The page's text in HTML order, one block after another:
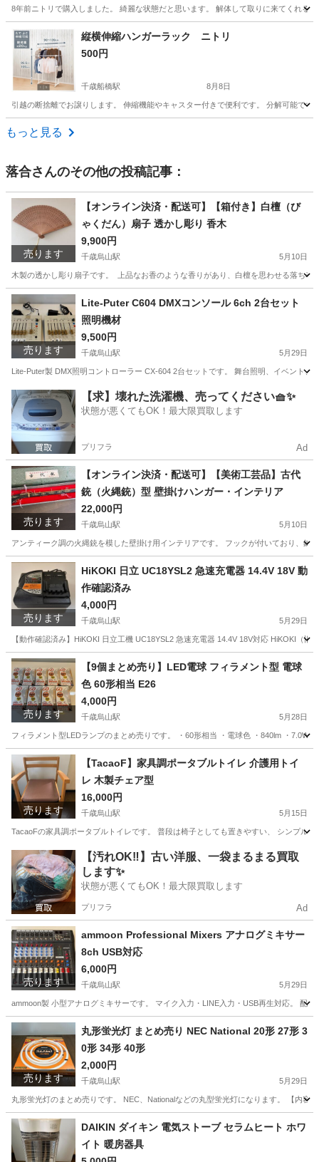
8年前ニトリで購入しました。 綺麗な状態だと思います。 解体して取りに来てくれる
東京 世田谷区 宿河原駅 収納家具
縦横伸縮ハンガーラック ニトリ
500円
千歳船橋駅 8月8日
引越の断捨離でお譲りします。 伸縮機能やキャスター付きで便利です。 分解可能で
東京 世田谷区
もっと見る
落合さんのその他の投稿記事：
売ります
【オンライン決済・配送可】【箱付き】白檀（び
ゃくだん）扇子 透かし彫り 香木
9,900円
千歳烏山駅 5月10日
木製の透かし彫り扇子です。 上品なお香のような香りがあり、白檀を思わせる落ち
東京 世田谷区
売ります
Lite-Puter C604 DMXコンソール 6ch 2台セット
照明機材
9,500円
千歳烏山駅 5月29日
Lite-Puter製 DMX照明コントローラー CX-604 2台セットです。 舞台照明、イベント
東京 世田谷区 千歳烏山駅 エフェクター、PA機器 機材
【求】壊れた洗濯機、売ってください🧺✨
状態が悪くてもOK！最大限買取します
プリフラ Ad
売ります
【オンライン決済・配送可】【美術工芸品】古代
銃（火縄銃）型 壁掛けハンガー・インテリア
22,000円
千歳烏山駅 5月10日
アンティーク調の火縄銃を模した壁掛け用インテリアです。 フックが付いており、
東京 世田谷区 千歳烏山駅 インテリア雑貨/小物
売ります
HiKOKI 日立 UC18YSL2 急速充電器 14.4V 18V 動
作確認済み
4,000円
千歳烏山駅 5月29日
【動作確認済み】HiKOKI 日立工機 UC18YSL2 急速充電器 14.4V 18V対応 HiKOKI（
東京 世田谷区 千歳烏山駅 その他 YSL
売ります
【9個まとめ売り】LED電球 フィラメント型 電球
色 60形相当 E26
4,000円
千歳烏山駅 5月28日
フィラメント型LEDランプのまとめ売りです。 ・60形相当 ・電球色 ・840lm ・7.0W
東京 世田谷区 千歳烏山駅 その他 フィラメント
売ります
【TacaoF】家具調ポータブルトイレ 介護用トイ
レ 木製チェア型
16,000円
千歳烏山駅 5月15日
TacaoFの家具調ポータブルトイレです。 普段は椅子としても置きやすい、 シンプル
東京 世田谷区 千歳烏山駅 椅子 ポータブルトイレ
【汚れOK‼️】古い洋服、一袋まるまる買取
します✨
状態が悪くてもOK！最大限買取します
プリフラ Ad
売ります
ammoon Professional Mixers アナログミキサー
8ch USB対応
6,000円
千歳烏山駅 5月29日
ammoon製 小型アナログミキサーです。 マイク入力・LINE入力・USB再生対応。 配
東京 世田谷区 千歳烏山駅 エフェクター、PA機器
ammoon
売ります
丸形蛍光灯 まとめ売り NEC National 20形 27形 3
0形 34形 40形
2,000円
千歳烏山駅 5月29日
丸形蛍光灯のまとめ売りです。 NEC、Nationalなどの丸型蛍光灯になります。 【内
東京 世田谷区 千歳烏山駅 生活家電 NEC
DAIKIN ダイキン 電気ストーブ セラムヒート ホワ
イト 暖房器具